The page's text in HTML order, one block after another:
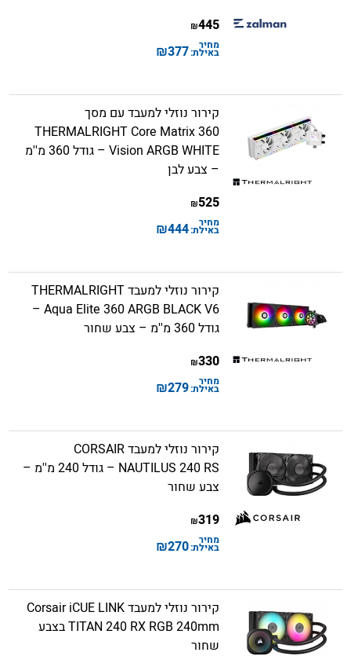
445
₪
מחיר
באילת:377
₪
קירור נוזלי למעבד עם מסך
THERMALRIGHT Core Matrix 360
Vision ARGB WHITE – גודל 360 מ''מ
– צבע לבן
525
₪
מחיר
באילת:444
₪
קירור נוזלי למעבד THERMALRIGHT
Aqua Elite 360 ARGB BLACK V6 –
גודל 360 מ''מ – צבע שחור
330
₪
מחיר
באילת:279
₪
קירור נוזלי למעבד CORSAIR
NAUTILUS 240 RS – גודל 240 מ''מ –
צבע שחור
319
₪
מחיר
באילת:270
₪
קירור נוזלי למעבד Corsair iCUE LINK
TITAN 240 RX RGB 240mm בצבע
שחור